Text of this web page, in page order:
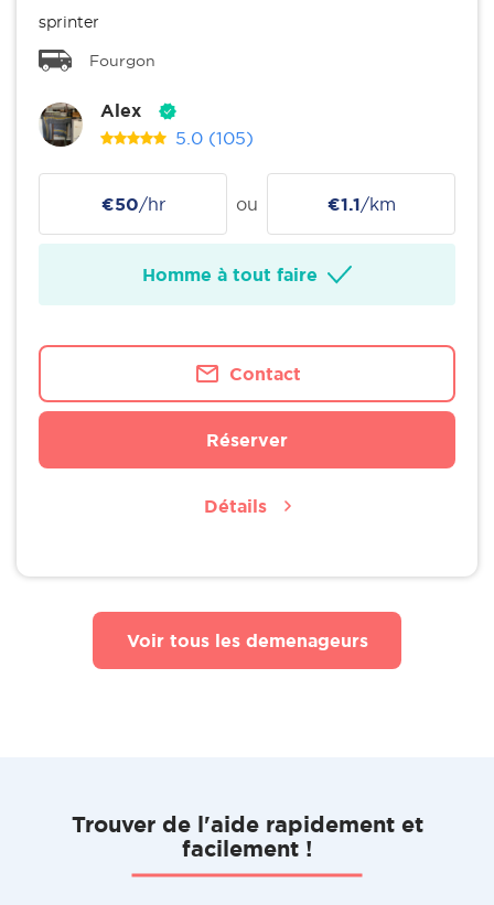
sprinter
Fourgon
Alex
5.0 (105)
€50/hr ou €1.1/km
Homme à tout faire
Contact
Réserver
Détails
Voir tous les demenageurs
Trouver de l'aide rapidement et
facilement !